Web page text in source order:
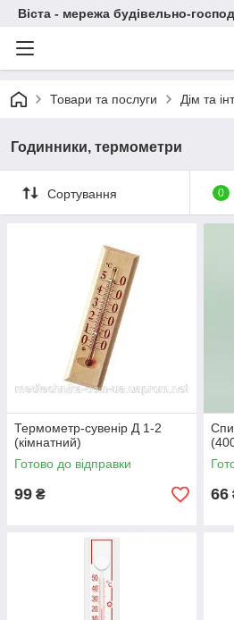
Віста - мережа будівельно-
Товари та послуги Дім та
Годинники, термометри
Сортування 0
Термометр-сувенір Д 1-2
(кімнатний)
Готово до відправки
99 ₴ 66